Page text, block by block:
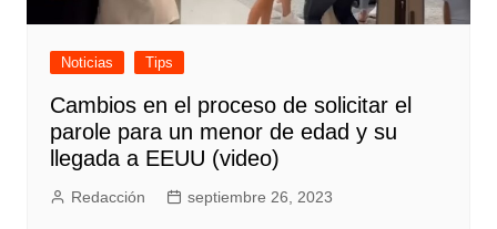
Noticias Tips
Cambios en el proceso de solicitar el
parole para un menor de edad y su
llegada a EEUU (video)
Redacción septiembre 26, 2023